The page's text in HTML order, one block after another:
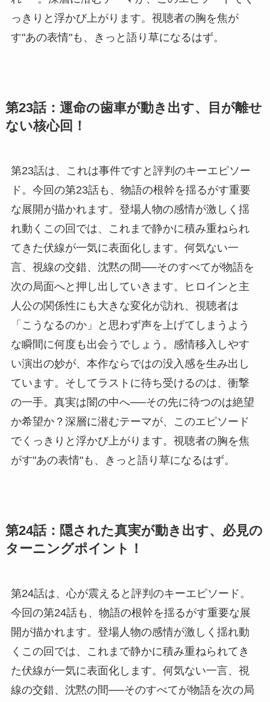
っきりと浮かび上がります。視聴者の胸を焦が
す"あの表情"も、きっと語り草になるはず。
第23話：運命の歯車が動き出す、目が離せ
ない核心回！
第23話は、これは事件ですと評判のキーエピソー
ド。今回の第23話も、物語の根幹を揺るがす重要
な展開が描かれます。登場人物の感情が激しく揺
れ動くこの回では、これまで静かに積み重ねられ
てきた伏線が一気に表面化します。何気ない一
言、視線の交錯、沈黙の間──そのすべてが物語を
次の局面へと押し出していきます。ヒロインと主
人公の関係性にも大きな変化が訪れ、視聴者は
「こうなるのか」と思わず声を上げてしまうよう
な瞬間に何度も出会うでしょう。感情移入しやす
い演出の妙が、本作ならではの没入感を生み出し
ています。そしてラストに待ち受けるのは、衝撃
の一手。真実は闇の中へ──その先に待つのは絶望
か希望か？深層に潜むテーマが、このエピソード
でくっきりと浮かび上がります。視聴者の胸を焦
がす"あの表情"も、きっと語り草になるはず。
第24話：隠された真実が動き出す、必見の
ターニングポイント！
第24話は、心が震えると評判のキーエピソード。
今回の第24話も、物語の根幹を揺るがす重要な展
開が描かれます。登場人物の感情が激しく揺れ動
くこの回では、これまで静かに積み重ねられてき
た伏線が一気に表面化します。何気ない一言、視
線の交錯、沈黙の間──そのすべてが物語を次の局